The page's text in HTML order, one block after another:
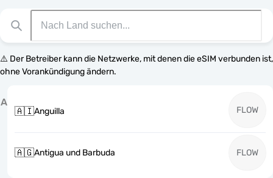
⚠️ Der Betreiber kann die Netzwerke, mit denen die eSIM verbunden ist,
ohne Vorankündigung ändern.
A
🇦🇮Anguilla FLOW
🇦🇬Antigua und Barbuda FLOW